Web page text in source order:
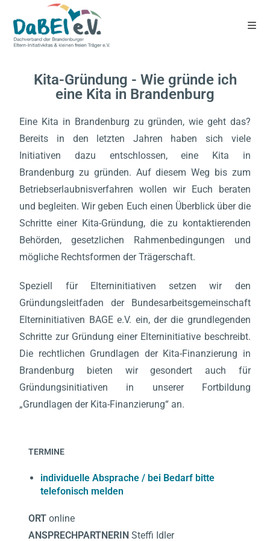
Kita-Gründung - Wie gründe ich
eine Kita in Brandenburg
Eine Kita in Brandenburg zu gründen, wie geht das?
Bereits in den letzten Jahren haben sich viele
Initiativen dazu entschlossen, eine Kita in
Brandenburg zu gründen. Auf diesem Weg bis zum
Betriebserlaubnisverfahren wollen wir Euch beraten
und begleiten. Wir geben Euch einen Überblick über die
Schritte einer Kita-Gründung, die zu kontaktierenden
Behörden, gesetzlichen Rahmenbedingungen und
mögliche Rechtsformen der Trägerschaft.
Speziell für Elterninitiativen setzen wir den
Gründungsleitfaden der Bundesarbeitsgemeinschaft
Elterninitiativen BAGE e.V. ein, der die grundlegenden
Schritte zur Gründung einer Elterninitiative beschreibt.
Die rechtlichen Grundlagen der Kita-Finanzierung in
Brandenburg bieten wir gesondert auch für
Gründungsinitiativen in unserer Fortbildung
„Grundlagen der Kita-Finanzierung“ an.
TERMINE
individuelle Absprache / bei Bedarf bitte
telefonisch melden
ORTonline
ANSPRECHPARTNERINSteffi Idler